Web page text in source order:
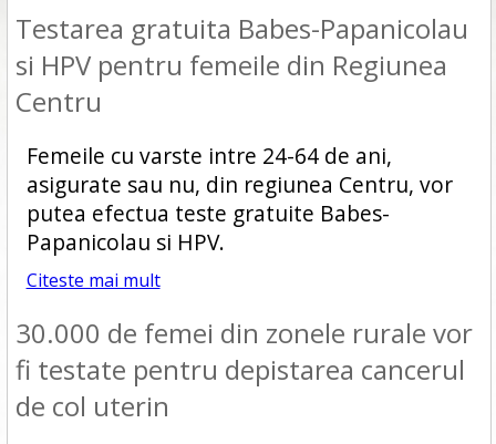
Testarea gratuita Babes-Papanicolau
si HPV pentru femeile din Regiunea
Centru
Femeile cu varste intre 24-64 de ani,
asigurate sau nu, din regiunea Centru, vor
putea efectua teste gratuite Babes-
Papanicolau si HPV.
Citeste mai mult
30.000 de femei din zonele rurale vor
fi testate pentru depistarea cancerul
de col uterin